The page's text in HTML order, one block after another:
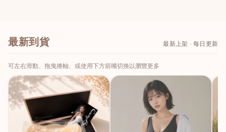
最新到貨 最新上架 · 每日更新
可左右滑動、拖曳捲軸、或使用下方箭嘴切換以瀏覽更多